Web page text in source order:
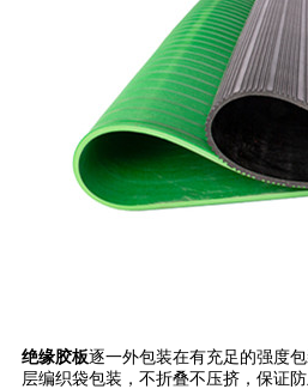
绝缘胶板逐一外包装在有充足的强度
层编织袋包装，不折叠不压挤，保证防